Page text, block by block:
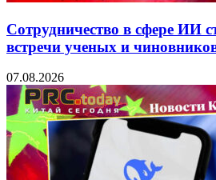
Сотрудничество в сфере ИИ
встречи ученых и
07.08.2026